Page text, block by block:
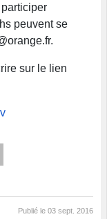
peuvent se
sur le lien
Publié le 03 sept. 2016